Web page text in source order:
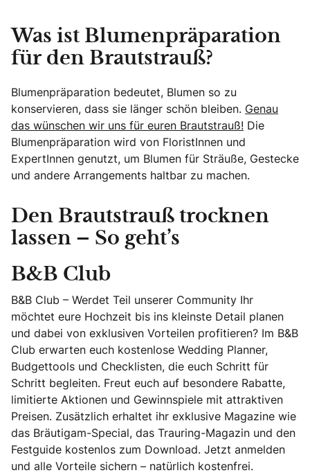
Was ist Blumenpräparation
für den Brautstrauß?
Blumenpräparation bedeutet, Blumen so zu
konservieren, dass sie länger schön bleiben. Genau
das wünschen wir uns für euren Brautstrauß! Die
Blumenpräparation wird von FloristInnen und
ExpertInnen genutzt, um Blumen für Sträuße, Gestecke
und andere Arrangements haltbar zu machen.
Den Brautstrauß trocknen
lassen – So geht’s
B&B Club
B&B Club – Werdet Teil unserer Community Ihr
möchtet eure Hochzeit bis ins kleinste Detail planen
und dabei von exklusiven Vorteilen profitieren? Im B&B
Club erwarten euch kostenlose Wedding Planner,
Budgettools und Checklisten, die euch Schritt für
Schritt begleiten. Freut euch auf besondere Rabatte,
limitierte Aktionen und Gewinnspiele mit attraktiven
Preisen. Zusätzlich erhaltet ihr exklusive Magazine wie
das Bräutigam-Special, das Trauring-Magazin und den
Festguide kostenlos zum Download. Jetzt anmelden
und alle Vorteile sichern – natürlich kostenfrei.